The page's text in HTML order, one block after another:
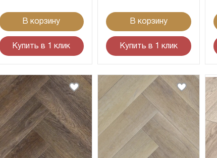
В корзину
Купить в 1 клик
В корзину
Купить в 1 клик